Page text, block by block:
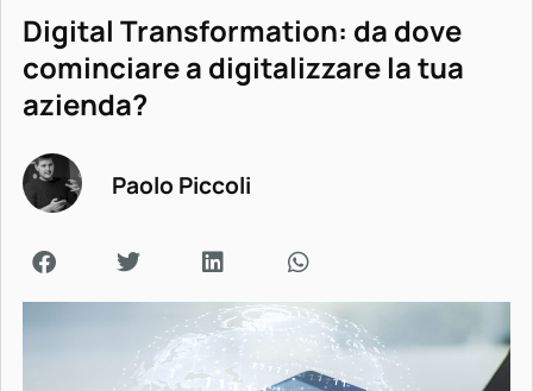
Digital Transformation: da dove
cominciare a digitalizzare la tua
azienda?
Paolo Piccoli